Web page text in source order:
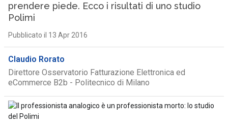
prendere piede. Ecco i risultati di uno studio
Polimi
Pubblicato il 13 Apr 2016
Claudio Rorato
Direttore Osservatorio Fatturazione Elettronica ed
eCommerce B2b - Politecnico di Milano